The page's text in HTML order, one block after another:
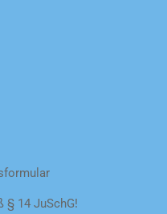
§ 14 JuSchG!